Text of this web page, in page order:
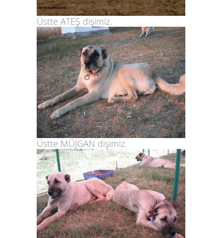
Üstte ATEŞ dişimiz.
Üstte MÜJGAN dişimiz.